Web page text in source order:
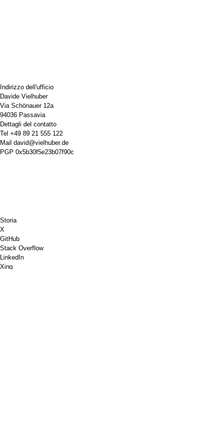
Indirizzo dell'ufficio
Davide Vielhuber
Via Schönauer 12a
94036 Passavia
Dettagli del contatto
Tel +49 89 21 555 122
Mail david@vielhuber.de
PGP 0x5b30f5e23b07f90c
Storia
X
GitHub
Stack Overflow
LinkedIn
Xing